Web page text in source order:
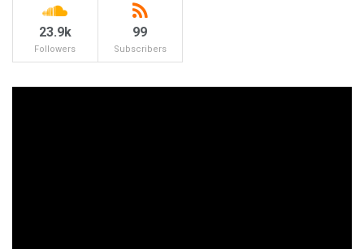
23.9k
Followers
99
Subscribers